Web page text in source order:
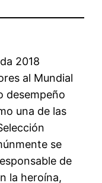
al Mundial
desempeño
una de las
se
de
la heroína,